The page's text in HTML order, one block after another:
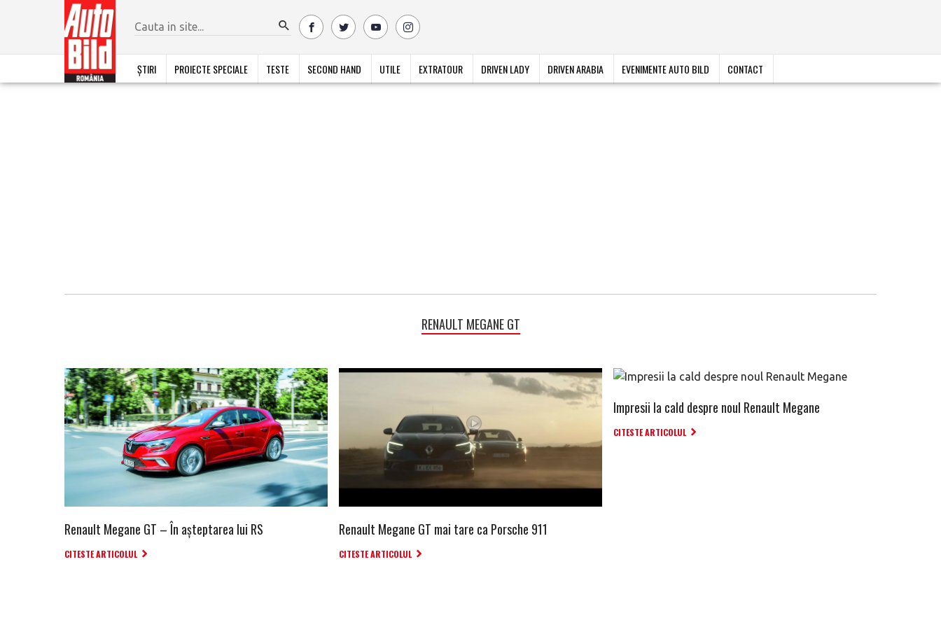
ȘTIRI PROIECTE SPECIALE TESTE SECOND HAND UTILE EXTRATOUR DRIVEN LADY DRIVEN ARABIA EVENIMENTE AUTO BILD CONTACT
RENAULT MEGANE GT
Renault Megane GT – În așteptarea lui RS
CITESTE ARTICOLUL
Renault Megane GT mai tare ca Porsche 911
CITESTE ARTICOLUL
Impresii la cald despre noul Renault Megane
CITESTE ARTICOLUL